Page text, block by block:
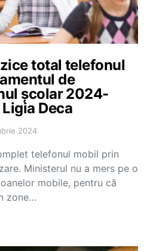
total telefonul
de
școlar 2024-
Deca
2024
telefonul mobil prin
Ministerul nu a mers pe o
mobile, pentru că
zone…